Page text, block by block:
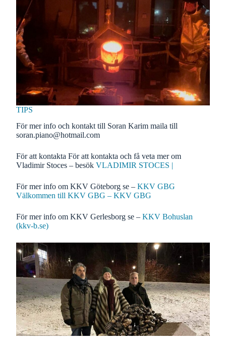
TIPS
För mer info och kontakt till Soran Karim maila till
soran.piano@hotmail.com
För att kontakta För att kontakta och få veta mer om
Vladimir Stoces – besök VLADIMIR STOCES |
För mer info om KKV Göteborg se – KKV GBG
Välkommen till KKV GBG – KKV GBG
För mer info om KKV Gerlesborg se – KKV Bohuslan
(kkv-b.se)